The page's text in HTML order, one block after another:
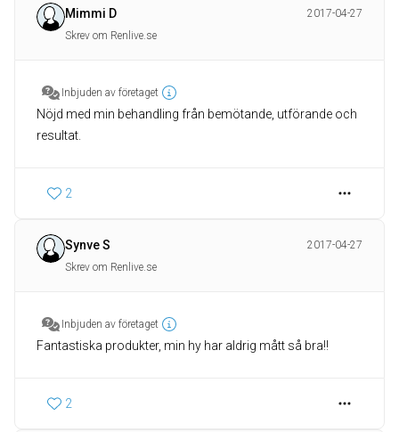
Mimmi D
2017-04-27
Skrev om Renlive.se
Inbjuden av företaget
Nöjd med min behandling från bemötande, utförande och
resultat.
2
Synve S
2017-04-27
Skrev om Renlive.se
Inbjuden av företaget
Fantastiska produkter, min hy har aldrig mått så bra!!
2